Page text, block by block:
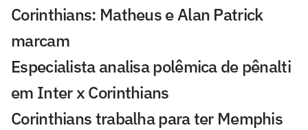
Corinthians: Matheus e Alan Patrick
marcam
Especialista analisa polêmica de pênalti
em Inter x Corinthians
Corinthians trabalha para ter Memphis